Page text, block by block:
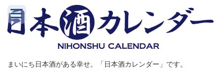
まいにち日本酒がある幸せ。「日本酒カレンダー」です。